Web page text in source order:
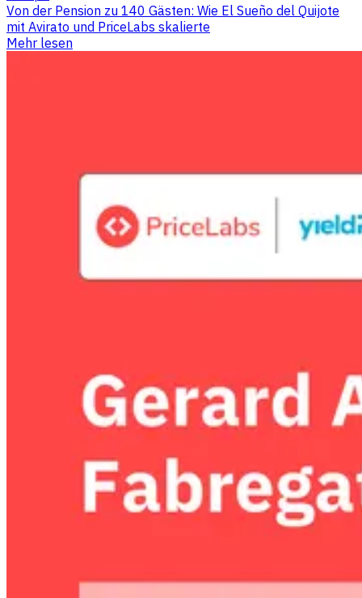
Von der Pension zu 140 Gästen: Wie El Sueño del Quijote
mit Avirato und PriceLabs skalierte
Mehr lesen